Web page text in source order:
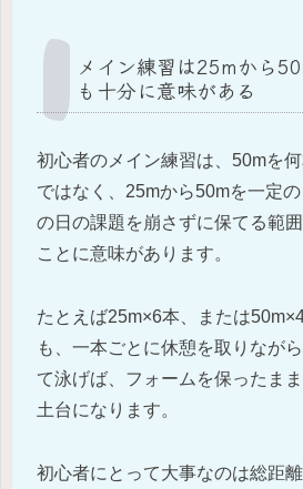
メイン練習は25mから
も十分に意味がある
初心者のメイン練習は、50mを
ではなく、25mから50mを一定
の日の課題を崩さずに保てる範
ことに意味があります。
たとえば25m×6本、または
も、一本ごとに休憩を取りなが
て泳げば、フォームを保ったま
土台になります。
初心者にとって大事なのは総距